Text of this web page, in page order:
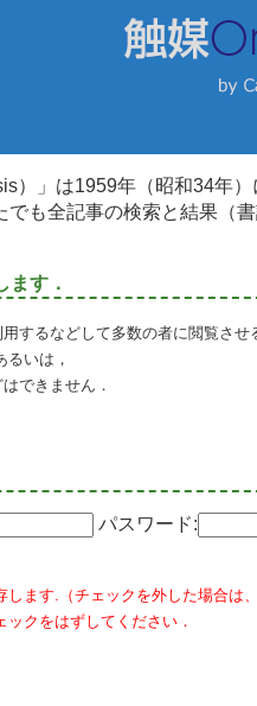
）」は1959年（昭和34年
でも全記事の検索と結果（
ます．
するなどして多数の者に閲覧させ
いは，
できません．
パスワード:
します.（チェックを外した場合は
クをはずしてください．